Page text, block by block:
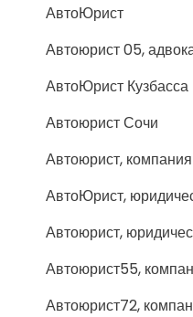
АвтоЮрист
Автоюрист 05,
АвтоЮрист Кузбасса
Автоюрист Сочи
Автоюрист, компания
АвтоЮрист,
Автоюрист,
Автоюрист55,
Автоюрист72,